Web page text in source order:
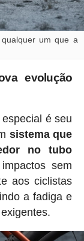
um que a
evolução
é seu
sistema que
no tubo
sem
aos ciclistas
a fadiga e